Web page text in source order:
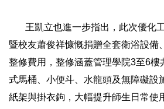
王凱立也進一步指出，此次優化
暨校友蕭俊祥慷慨捐贈全套衛浴設備
整修費用，整修涵蓋管理學院3至6樓
式馬桶、小便斗、水龍頭及無障礙設
紙架與掛衣鉤，大幅提升師生日常使